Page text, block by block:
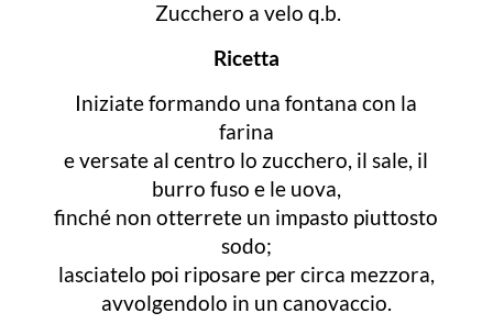
Zucchero a velo q.b.
Ricetta
Iniziate formando una fontana con la
farina
e versate al centro lo zucchero, il sale, il
burro fuso e le uova,
finché non otterrete un impasto piuttosto
sodo;
lasciatelo poi riposare per circa mezzora,
avvolgendolo in un canovaccio.